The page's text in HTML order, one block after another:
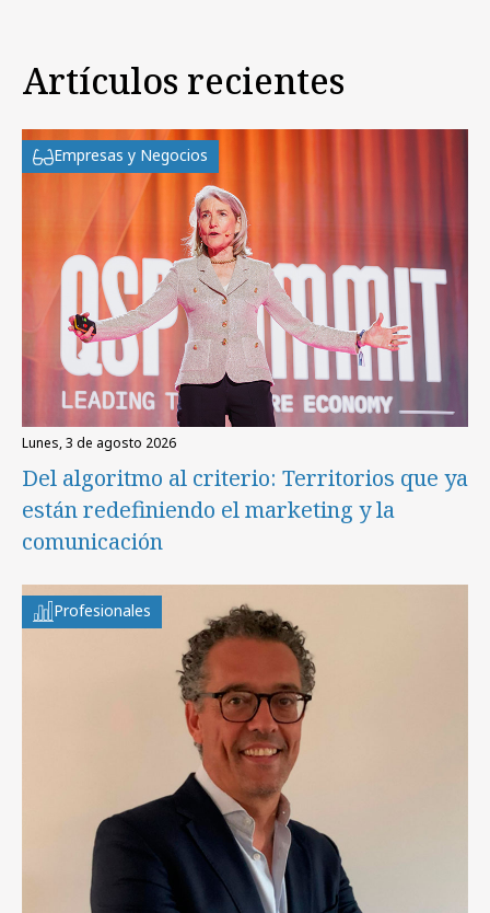
Artículos recientes
Empresas y Negocios
lunes, 3 de agosto 2026
Del algoritmo al criterio: Territorios que ya
están redefiniendo el marketing y la
comunicación
Profesionales